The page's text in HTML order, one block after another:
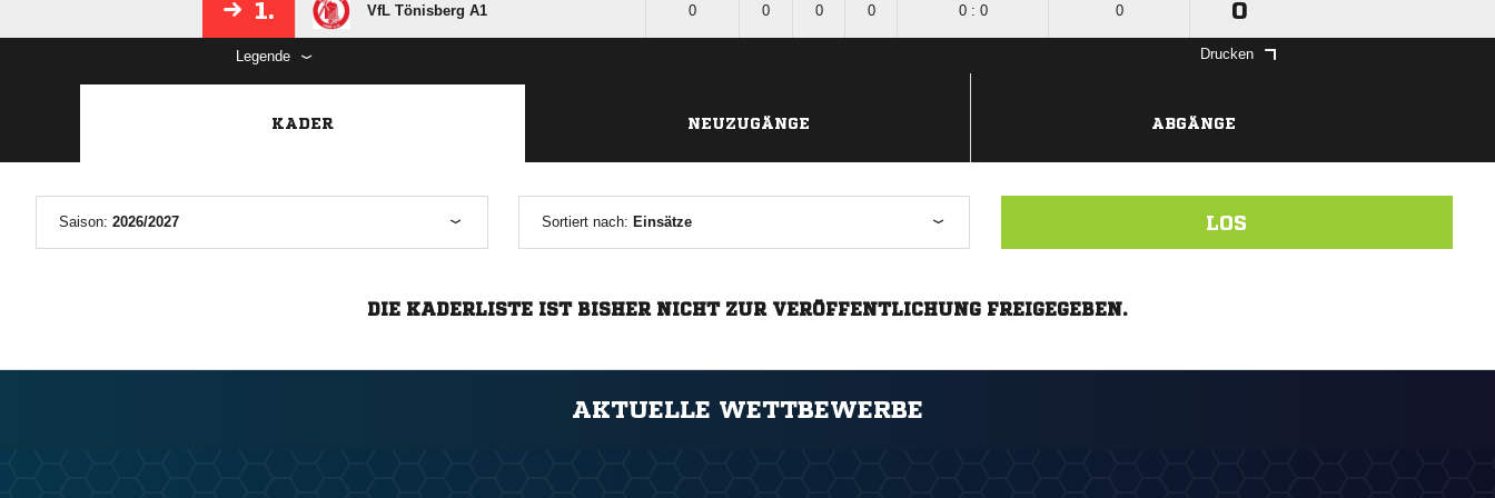
1. VfL Tönisberg A1 0 0 0 0 0 : 0 0 0
Legende Drucken
KADER NEUZUGÄNGE ABGÄNGE
Saison: 2026/2027 Sortiert nach: Einsätze LOS
DIE KADERLISTE IST BISHER NICHT ZUR VERÖFFENTLICHUNG FREIGEGEBEN.
AKTUELLE WETTBEWERBE